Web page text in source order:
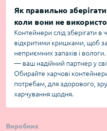
Як правильно
коли вони не
Контейнери слід зберігати в
відкритими кришками, щоб
неприємних запахів і
— ваш надійний партнер у
Обирайте харчові
потребам, для здорового,
харчування щодня.
Виробник